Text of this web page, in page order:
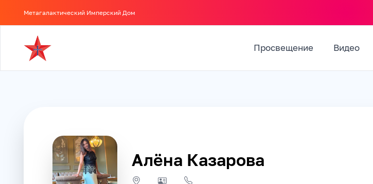
Метагалактический Имперский Дом
Просвещение Видео
J Алёна Казарова